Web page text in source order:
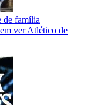
de família
ver Atlético de